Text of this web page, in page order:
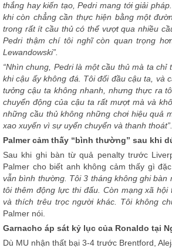
thắng hay kiến tạo, Pedri mang tới giải
khi còn chẳng cần thực hiện bằng một
trong rất ít cầu thủ có thể vượt qua nhiều
Pedri thậm chí tôi nghĩ còn quan trọng
Lewandowski”.
“Nhìn chung, Pedri là một cầu thủ mà ta chỉ
khi cậu ấy không đá. Tôi đối đầu cậu ta, và
tưởng cậu ta không nhanh, nhưng thực ra
chuyển động của cậu ta rất mượt mà và
những cầu thủ không những chơi hiệu quả
xao xuyến vì sự uyển chuyển và thanh thoát”.
Palmer cảm thấy “bình thường” sau khi
Sau khi ghi bàn từ quả penalty trước
Palmer cho biết anh không cảm thấy gì
vẫn bình thường. Tôi 3 tháng không ghi bàn
tôi thêm động lực thi đấu. Còn mạng xã
và thích trêu trọc người khác. Tôi không
Palmer nói.
Garnacho áp sát kỷ lục của Ronaldo tại
Dù MU nhận thất bại 3-4 trước Brentford,